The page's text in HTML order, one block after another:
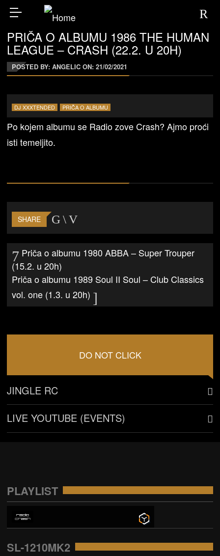
PRIČA O ALBUMU 1986 THE HUMAN
LEAGUE – CRASH (22.2. U 20H)
POSTED BY: ANGELIC ON:21/02/2021
DJ XXXTENDED PRIČA O ALBUMU
Po kojem albumu se Radio zove Crash? Ajmo proći
isti temeljito.
SHARE
Priča o albumu 1980 ABBA – Super Trouper
(15.2. u 20h)
Priča o albumu 1989 Soul II Soul – Club Classics
vol. one (1.3. u 20h)
DO NOT CLICK
JINGLE RC
LIVE YOUTUBE (EVENTS)
PLAYLIST
SL-1210MK2